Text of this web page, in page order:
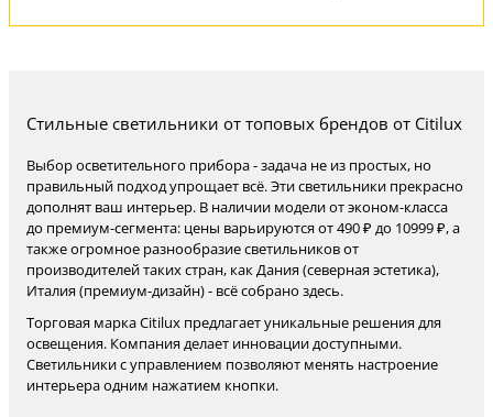
Стильные светильники от топовых брендов от Citilux
Выбор осветительного прибора - задача не из простых, но
правильный подход упрощает всё. Эти светильники прекрасно
дополнят ваш интерьер. В наличии модели от эконом-класса
до премиум-сегмента: цены варьируются от 490 ₽ до 10999 ₽, а
также огромное разнообразие светильников от
производителей таких стран, как Дания (северная эстетика),
Италия (премиум-дизайн) - всё собрано здесь.
Торговая марка Citilux предлагает уникальные решения для
освещения. Компания делает инновации доступными.
Светильники с управлением позволяют менять настроение
интерьера одним нажатием кнопки.